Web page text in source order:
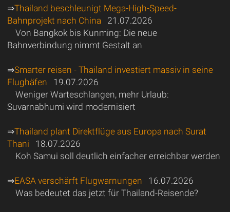
⇒Thailand beschleunigt Mega-High-Speed-
Bahnprojekt nach China 21.07.2026
Von Bangkok bis Kunming: Die neue
Bahnverbindung nimmt Gestalt an
⇒Smarter reisen - Thailand investiert massiv in seine
Flughäfen 19.07.2026
Weniger Warteschlangen, mehr Urlaub:
Suvarnabhumi wird modernisiert
⇒Thailand plant Direktflüge aus Europa nach Surat
Thani 18.07.2026
Koh Samui soll deutlich einfacher erreichbar werden
⇒EASA verschärft Flugwarnungen 16.07.2026
Was bedeutet das jetzt für Thailand-Reisende?